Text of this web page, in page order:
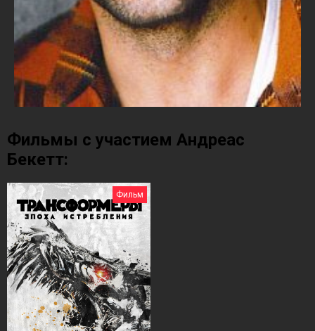
Фильмы с участием Андреас
Бекетт:
Фильм